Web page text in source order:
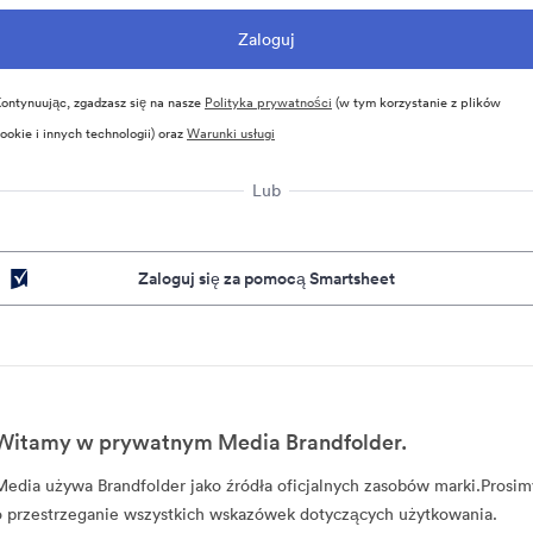
zgadzasz się na nasze Polityka prywatności (w tym korzystanie z plików
i innych technologii) orazWarunki usługi
Lub
Zaloguj się za pomocą Smartsheet
w prywatnym Media Brandfolder.
używa Brandfolder jako źródła oficjalnych zasobów
przestrzeganie wszystkich wskazówek dotyczących użytkowania.